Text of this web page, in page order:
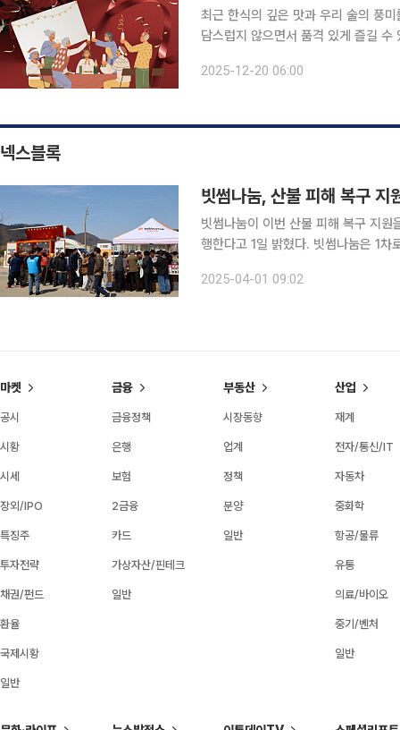
최근 한식의 깊은 맛과 우리 술의 풍
담스럽지 않으면서 품격 있게 즐길
2025-12-20 06:00
넥스블록
빗썸나눔, 산불 피해 복구
빗썸나눔이 이번 산불 피해 복구 지
행한다고 1일 밝혔다. 빗썸나눔은 1차로 3월 29일 영덕국민체육센터를 찾아 라면, 과자, 음료, 수
이재민 지원, 구호물품 정리 및 분배,
2025-04-01 09:02
마켓
공시
시황
시세
장외/IPO
특징주
투자전략
채권/펀드
환율
국제시황
일반
금융
금융정책
은행
보험
2금융
카드
가상자산/핀테크
일반
부동산
시장동향
업계
정책
분양
일반
산업
재계
전자/통신/IT
자동차
중화학
항공/물류
유통
의료/바이오
중기/벤처
일반